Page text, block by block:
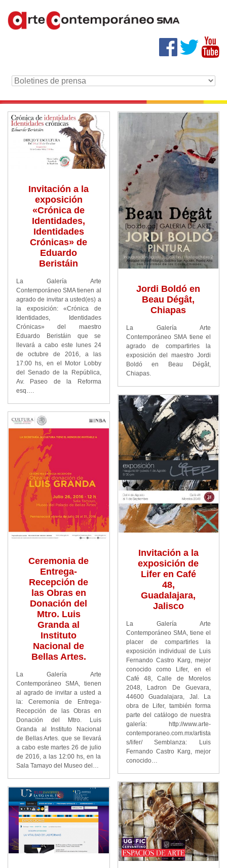
Invitación a la
exposición
«Crónica de
Identidades,
Identidades
Crónicas» de
Eduardo
Beristáin
La Galería Arte
Contemporáneo SMA tienen al
agrado de invitar a usted(es) a
la exposición: «Crónica de
Identidades, Identidades
Crónicas» del maestro
Eduardo Beristáin que se
llevará a cabo este lunes 24
de octubre de 2016, a las
17:00 hs, en el Motor Lobby
del Senado de la República,
Av. Paseo de la Reforma
esq….
Jordi Boldó en
Beau Dégât,
Chiapas
La Galería Arte
Contemporáneo SMA tiene el
agrado de compartirles la
exposición del maestro Jordi
Boldó en Beau Dégât,
Chiapas.
Invitación a la
exposición de
Lifer en Café
48,
Guadalajara,
Jalisco
La Galería Arte
Contemporáneo SMA, tiene el
placer de compartirles la
exposición individual de Luis
Fernando Castro Karg, mejor
conocido como Lifer, en el
Café 48, Calle de Morelos
2048, Ladron De Guevara,
44600 Guadalajara, Jal. La
obra de Lifer, también forma
parte del catálogo de nuestra
galería: http://www.arte-
contemporaneo.com.mx/artista
s/lifer/ Semblanza: Luis
Fernando Castro Karg, mejor
conocido…
Ceremonia de
Entrega-
Recepción de
las Obras en
Donación del
Mtro. Luis
Granda al
Instituto
Nacional de
Bellas Artes.
La Galería Arte
Contemporáneo SMA, tienen
al agrado de invitar a usted a
la: Ceremonia de Entrega-
Recepción de las Obras en
Donación del Mtro. Luis
Granda al Instituto Nacional
de Bellas Artes. que se llevará
a cabo este martes 26 de julio
de 2016, a las 12:00 hs, en la
Sala Tamayo del Museo del…